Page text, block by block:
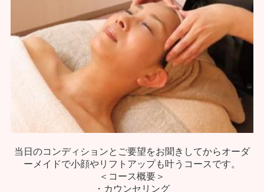
当日のコンディションとご要望をお聞きしてからオーダ
ーメイドで小顔やリフトアップも叶うコースです。
＜コース概要＞
・カウンセリング